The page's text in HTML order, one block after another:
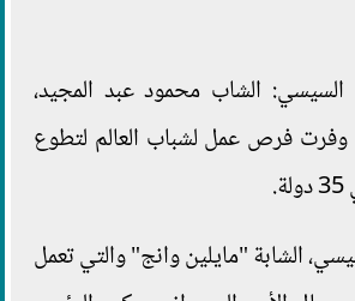
الشاب محمود عبد المجيد،
وفرت فرص عمل لشباب العالم لتطوع
الشابة "مايلين وانج" والتي تعمل